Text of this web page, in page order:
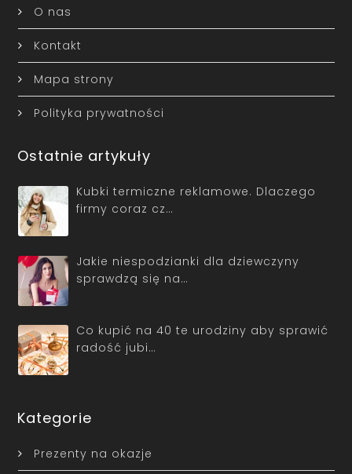
O nas
Kontakt
Mapa strony
Polityka prywatności
Ostatnie artykuły
Kubki termiczne reklamowe. Dlaczego
firmy coraz cz…
Jakie niespodzianki dla dziewczyny
sprawdzą się na…
Co kupić na 40 te urodziny aby sprawić
radość jubi…
Kategorie
Prezenty na okazje